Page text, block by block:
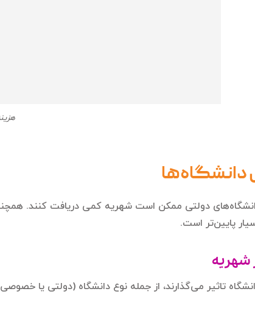
دانشگاه‌ها
دولتی ممکن است شهریه کمی دریافت کنند.
پایین‌تر است.
شهریه
تاثیر می‌گذارند، از جمله نوع دانشگاه (دولتی یا